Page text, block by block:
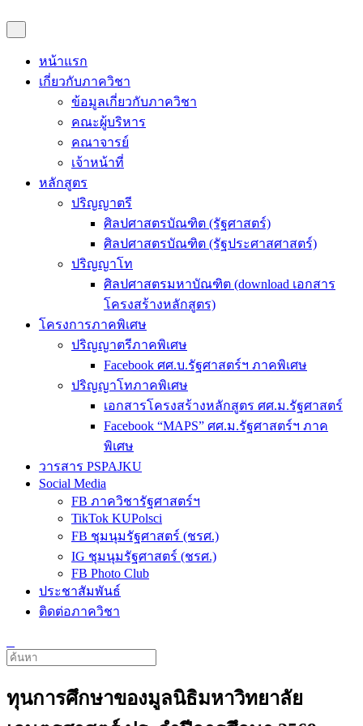
หน้าแรก
เกี่ยวกับภาควิชา
ข้อมูลเกี่ยวกับภาควิชา
คณะผู้บริหาร
คณาจารย์
เจ้าหน้าที่
หลักสูตร
ปริญญาตรี
ศิลปศาสตรบัณฑิต (รัฐศาสตร์)
ศิลปศาสตรบัณฑิต (รัฐประศาสศาสตร์)
ปริญญาโท
ศิลปศาสตรมหาบัณฑิต (download เอกสาร
โครงสร้างหลักสูตร)
โครงการภาคพิเศษ
ปริญญาตรีภาคพิเศษ
Facebook ศศ.บ.รัฐศาสตร์ฯ ภาคพิเศษ
ปริญญาโทภาคพิเศษ
เอกสารโครงสร้างหลักสูตร ศศ.ม.รัฐศาสตร์
Facebook “MAPS” ศศ.ม.รัฐศาสตร์ฯ ภาค
พิเศษ
วารสาร PSPAJKU
Social Media
FB ภาควิชารัฐศาสตร์ฯ
TikTok KUPolsci
FB ชุมนุมรัฐศาสตร์ (ชรศ.)
IG ชุมนุมรัฐศาสตร์ (ชรศ.)
FB Photo Club
ประชาสัมพันธ์
ติดต่อภาควิชา
ทุนการศึกษาของมูลนิธิมหาวิทยาลัย